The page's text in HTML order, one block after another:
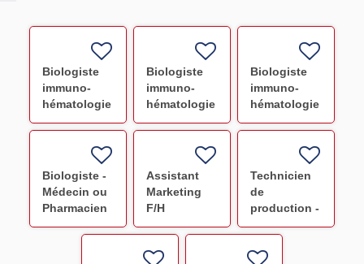
Biologiste
immuno-
hématologie
et délivrance
Biologiste
immuno-
hématologie
et délivrance
Biologiste
immuno-
hématologie
et délivrance
Biologiste -
Médecin ou
Pharmacien
(Avicenne)
Assistant
Marketing
F/H
Technicien
de
production -
Préparation
PSL NANCY
CDI F/H